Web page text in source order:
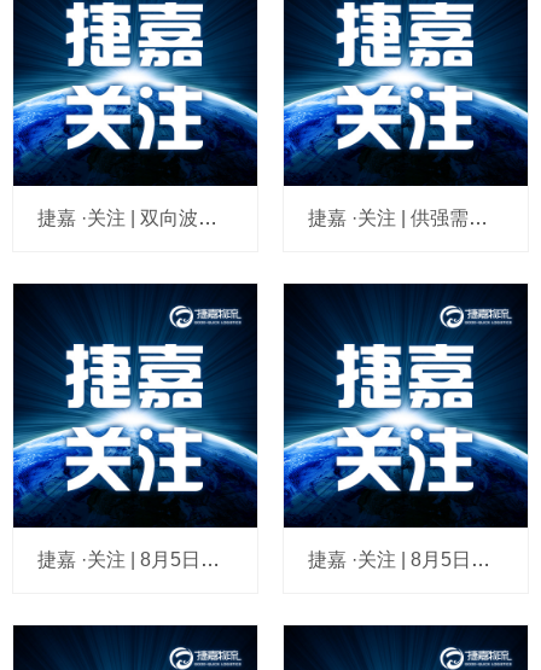
捷嘉 ·关注 | 双向波动稳中有升，人民币汇率韧性凸显 捷嘉 ·关注 | 供强需弱格局尚未扭转，生猪价格短期反弹阻力较大
捷嘉 ·关注 | 8月5日全国白条猪肉价格指数 捷嘉 ·关注 | 8月5日全国外三元生猪价格指数